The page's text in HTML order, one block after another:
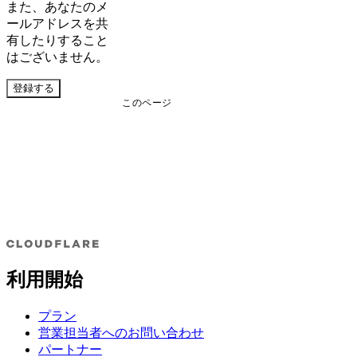
このページ
また、あなたのメ
ールアドレスを共
有したりすること
はございません。
登録する
利用開始
プラン
営業担当者へのお問い合わせ
パートナー